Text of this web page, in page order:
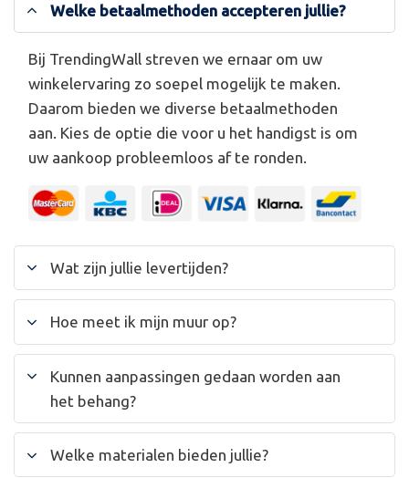
Welke betaalmethoden accepteren jullie?
Bij TrendingWall streven we ernaar om uw
winkelervaring zo soepel mogelijk te maken.
Daarom bieden we diverse betaalmethoden
aan. Kies de optie die voor u het handigst is om
uw aankoop probleemloos af te ronden.
Wat zijn jullie levertijden?
Hoe meet ik mijn muur op?
Kunnen aanpassingen gedaan worden aan
het behang?
Welke materialen bieden jullie?